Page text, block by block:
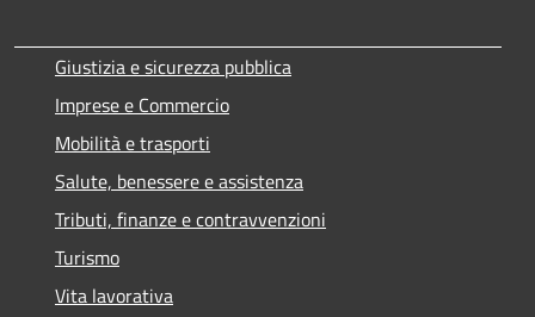
Giustizia e sicurezza pubblica
Imprese e Commercio
Mobilità e trasporti
Salute, benessere e assistenza
Tributi, finanze e contravvenzioni
Turismo
Vita lavorativa